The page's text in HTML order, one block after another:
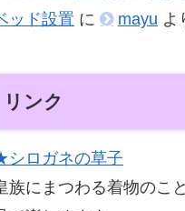
ッド設置 に mayu よ
リンク
シロガネの草子
族にまつわる着物のこ